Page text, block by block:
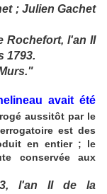
; Julien Gachet
Rochefort, l'an II
1793.
avait été
aussitôt par le
est des
en entier ; le
conservée aux
l'an II de la